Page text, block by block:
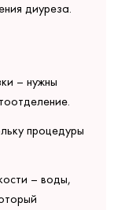
диуреза.
– нужны
процедуры
– воды,